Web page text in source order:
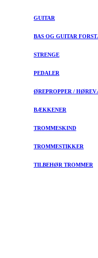
GUITAR
BAS OG GUITAR
STRENGE
PEDALER
ØREPROPPER /
BÆKKENER
TROMMESKIND
TROMMESTIKKER
TILBEHØR TROMMER